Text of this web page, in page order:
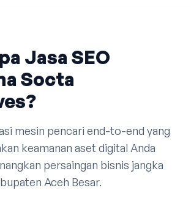
Jasa SEO
Socta
mesin pencari end-to-end yang
keamanan aset digital Anda
persaingan bisnis jangka
Aceh Besar.